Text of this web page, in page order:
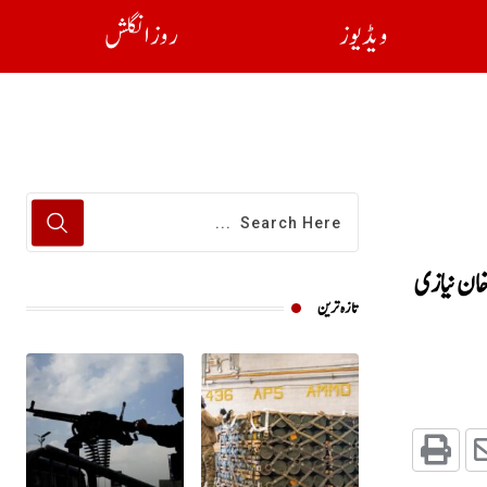
ویڈیوز روز انگلش
نیازی
تازہ ترین